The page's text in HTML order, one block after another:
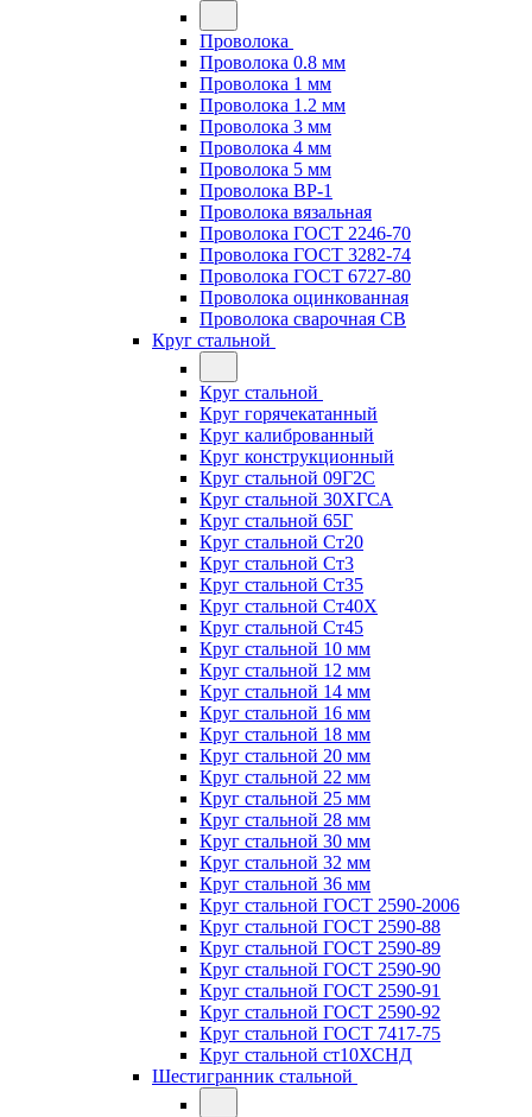
Проволока
Проволока 0.8 мм
Проволока 1 мм
Проволока 1.2 мм
Проволока 3 мм
Проволока 4 мм
Проволока 5 мм
Проволока ВР-1
Проволока вязальная
Проволока ГОСТ 2246-70
Проволока ГОСТ 3282-74
Проволока ГОСТ 6727-80
Проволока оцинкованная
Проволока сварочная СВ
Круг стальной
Круг стальной
Круг горячекатанный
Круг калиброванный
Круг конструкционный
Круг стальной 09Г2С
Круг стальной 30ХГСА
Круг стальной 65Г
Круг стальной Ст20
Круг стальной Ст3
Круг стальной Ст35
Круг стальной Ст40Х
Круг стальной Ст45
Круг стальной 10 мм
Круг стальной 12 мм
Круг стальной 14 мм
Круг стальной 16 мм
Круг стальной 18 мм
Круг стальной 20 мм
Круг стальной 22 мм
Круг стальной 25 мм
Круг стальной 28 мм
Круг стальной 30 мм
Круг стальной 32 мм
Круг стальной 36 мм
Круг стальной ГОСТ 2590-2006
Круг стальной ГОСТ 2590-88
Круг стальной ГОСТ 2590-89
Круг стальной ГОСТ 2590-90
Круг стальной ГОСТ 2590-91
Круг стальной ГОСТ 2590-92
Круг стальной ГОСТ 7417-75
Круг стальной ст10ХСНД
Шестигранник стальной